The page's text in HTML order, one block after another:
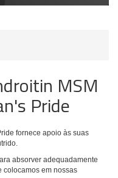
MSM
Pride
fornece apoio às suas
absorver adequadamente
colocamos em nossas